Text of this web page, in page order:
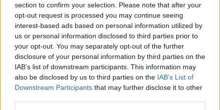
section to confirm your selection. Please note that after your
opt-out request is processed you may continue seeing
interest-based ads based on personal information utilized by
us or personal information disclosed to third parties prior to
your opt-out. You may separately opt-out of the further
disclosure of your personal information by third parties on the
IAB’s list of downstream participants. This information may
also be disclosed by us to third parties on the IAB’s List of
Downstream Participants that may further disclose it to other